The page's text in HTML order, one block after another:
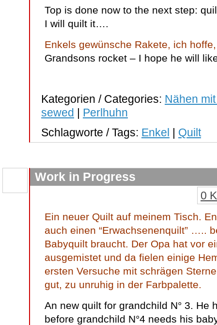
Top is done now to the next step:
I will quilt it….
Enkels gewünsche Rakete, ich
Grandsons rocket – I hope he will
Kategorien / Categories: Nähen
sewed | Perlhuhn
Schlagworte / Tags: Enkel | Quilt
Work in Progress
0
Ein neuer Quilt auf meinem Tisch.
auch einen “Erwachsenenquilt” …..
Babyquilt braucht. Der Opa hat vor
ausgemistet und da fielen einige
ersten Versuche mit schrägen
gut, zu unruhig in der Farbpalette.
An new quilt for grandchild N° 3. He
before grandchild N°4 needs his